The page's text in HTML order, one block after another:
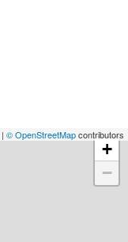
+
−
| © OpenStreetMapcontributors